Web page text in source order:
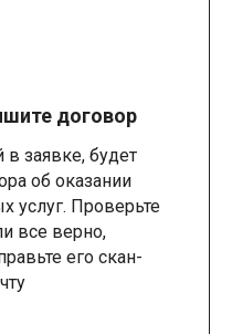
договор
заявке, будет
об оказании
услуг. Проверьте
все верно,
его скан-